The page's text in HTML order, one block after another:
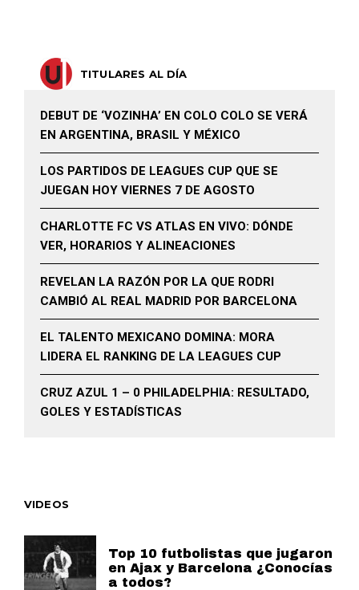
TITULARES AL DÍA
DEBUT DE ‘VOZINHA’ EN COLO COLO SE VERÁ
EN ARGENTINA, BRASIL Y MÉXICO
LOS PARTIDOS DE LEAGUES CUP QUE SE
JUEGAN HOY VIERNES 7 DE AGOSTO
CHARLOTTE FC VS ATLAS EN VIVO: DÓNDE
VER, HORARIOS Y ALINEACIONES
REVELAN LA RAZÓN POR LA QUE RODRI
CAMBIÓ AL REAL MADRID POR BARCELONA
EL TALENTO MEXICANO DOMINA: MORA
LIDERA EL RANKING DE LA LEAGUES CUP
CRUZ AZUL 1 – 0 PHILADELPHIA: RESULTADO,
GOLES Y ESTADÍSTICAS
VIDEOS
Top 10 futbolistas que jugaron
en Ajax y Barcelona ¿Conocías
a todos?